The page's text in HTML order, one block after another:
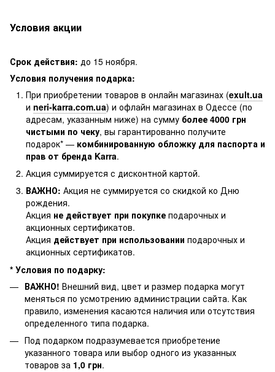
Условия акции
Срок действия: до 15 ноября.
Условия получения подарка:
При приобретении товаров в онлайн магазинах (exult.ua
и neri-karra.com.ua) и офлайн магазинах в Одессе (по
адресам, указанным ниже) на сумму более 4000 грн
чистыми по чеку, вы гарантированно получите
подарок* — комбинированную обложку для паспорта и
прав от бренда Karra.
Акция суммируется с дисконтной картой.
ВАЖНО: Акция не суммируется со скидкой ко Дню
рождения.
Акция не действует при покупке подарочных и
акционных сертификатов.
Акция действует при использовании подарочных и
акционных сертификатов.
* Условия по подарку:
ВАЖНО! Внешний вид, цвет и размер подарка могут
меняться по усмотрению администрации сайта. Как
правило, изменения касаются наличия или отсутствия
определенного типа подарка.
Под подарком подразумевается приобретение
указанного товара или выбор одного из указанных
товаров за 1,0 грн.